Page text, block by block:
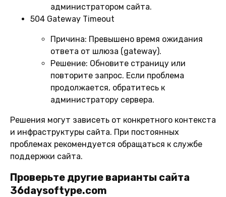
администратором сайта.
504 Gateway Timeout
Причина: Превышено время ожидания
ответа от шлюза (gateway).
Решение: Обновите страницу или
повторите запрос. Если проблема
продолжается, обратитесь к
администратору сервера.
Решения могут зависеть от конкретного контекста
и инфраструктуры сайта. При постоянных
проблемах рекомендуется обращаться к службе
поддержки сайта.
Проверьте другие варианты сайта
36daysoftype.com